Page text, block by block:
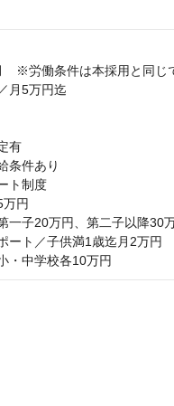
※労働条件は本採用と同じ
月5万円迄
有
条件あり
ト制度
円
一子20万円、第二子以降30
ート／子供満1歳迄月2万円
・中学校各10万円